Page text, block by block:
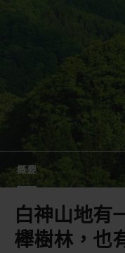
概要
白神山地有
櫸樹林，也